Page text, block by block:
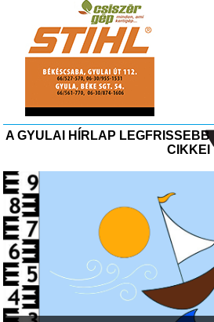
A GYULAI HÍRLAP LEGFRISSEBB
CIKKEI